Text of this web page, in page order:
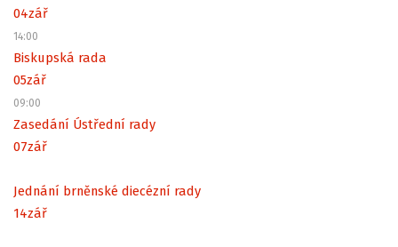
04zář
14:00
Biskupská rada
05zář
09:00
Zasedání Ústřední rady
07zář
Jednání brněnské diecézní rady
14zář